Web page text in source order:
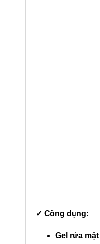
✓ Công dụng:
Gel rửa mặt